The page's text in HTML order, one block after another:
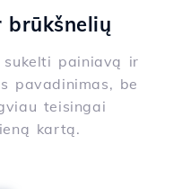
brūkšnelių
painiavą ir
pavadinimas, be
teisingai
kartą.